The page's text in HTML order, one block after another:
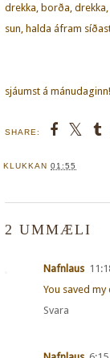
drekka, borða,
sun, halda áfram
sjáumst á
SHARE:
KLUKKAN 01:55
2 UMMÆLI
Nafnlaus
You saved my
Svara